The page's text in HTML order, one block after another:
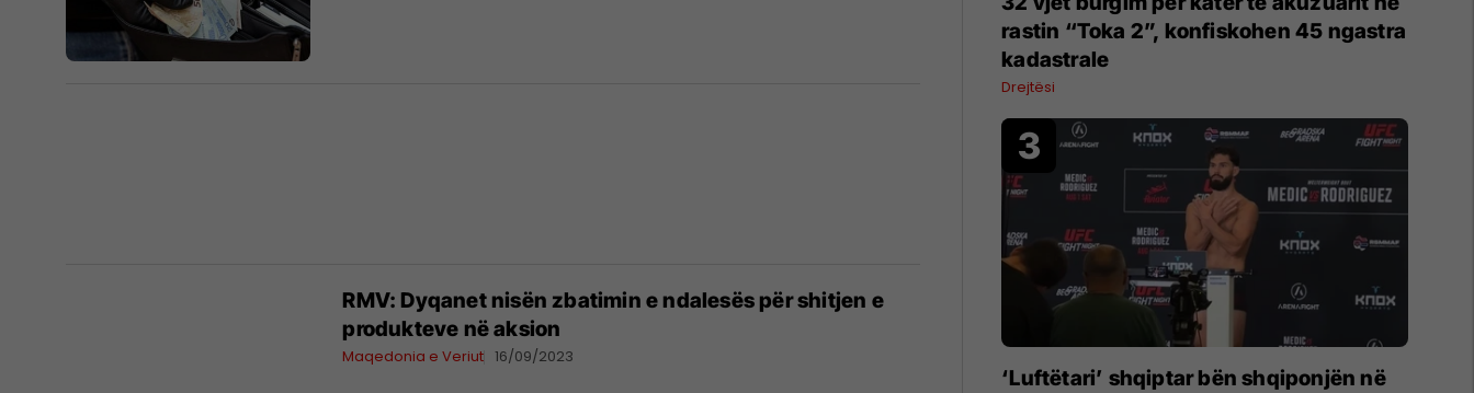
RMV: Dyqanet nisën zbatimin e ndalesës për shitjen e
produkteve në aksion
Maqedonia e Veriut 16/09/2023
rastin “Toka 2”, konfiskohen 45 ngastra
kadastrale
Drejtësi
‘Luftëtari’ shqiptar bën shqiponjën në